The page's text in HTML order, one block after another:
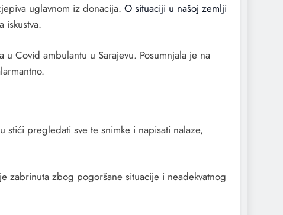
uglavnom iz donacija. O situaciji u našoj zemlji
iskustva.
Covid ambulantu u Sarajevu. Posumnjala je na
pregledati sve te snimke i napisati nalaze,
zabrinuta zbog pogoršane situacije i neadekvatnog